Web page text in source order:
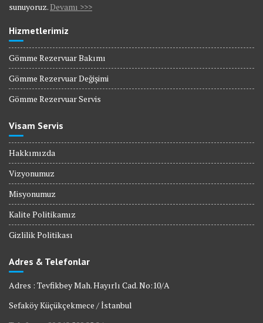
sunuyoruz. Devamı >>>
Hizmetlerimiz
Gömme Rezervuar Bakımı
Gömme Rezervuar Değişimi
Gömme Rezervuar Servis
Visam Servis
Hakkımızda
Vizyonumuz
Misyonumuz
Kalite Politikamız
Gizlilik Politikası
Adres & Telefonlar
Adres : Tevfikbey Mah. Hayırlı Cad. No:10/A
Sefaköy Küçükçekmece / İstanbul